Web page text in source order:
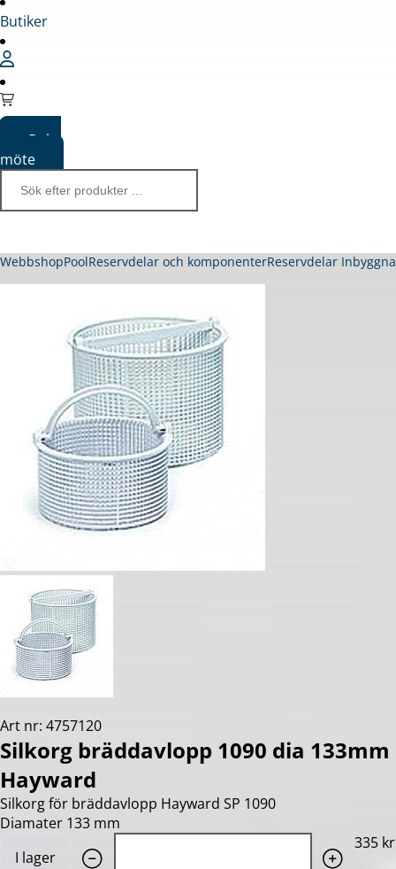
Butiker
Boka
möte
WebbshopPoolReservdelar och komponenterReservdelar
Art nr: 4757120
Silkorg bräddavlopp 1090 dia 133mm
Hayward
Silkorg för bräddavlopp Hayward SP 1090
Diamater 133 mm
I lager
335 kr